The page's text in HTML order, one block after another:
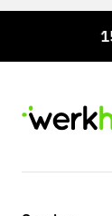
Voor 15:00